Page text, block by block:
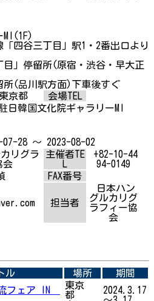
MI(1F)
四谷三丁目」駅1・2番出口より
目」停留所(原宿・渋谷・早大正
所(品川駅方面)下車後すぐ
京都
会場TEL
日韓国文化院ギャラリーMI
07-28 ～ 2023-08-02
リグラ
会
主催者TE
+82-10-44
94-0149
FAX番号
担当者
日本ハン
グルカリグ
ラフィー協
会
ル 場所
期間
フェア IN
東京
都
2024.3.17